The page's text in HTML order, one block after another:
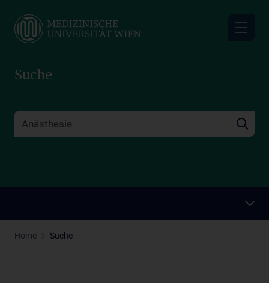
main
Suche
Home Suche